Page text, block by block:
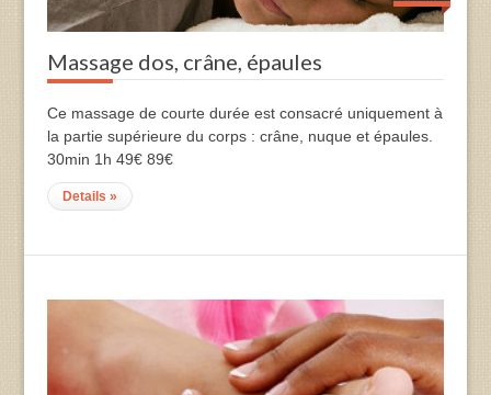
Massage dos, crâne, épaules
Ce massage de courte durée est consacré uniquement à
la partie supérieure du corps : crâne, nuque et épaules.
30min 1h 49€ 89€
Details »